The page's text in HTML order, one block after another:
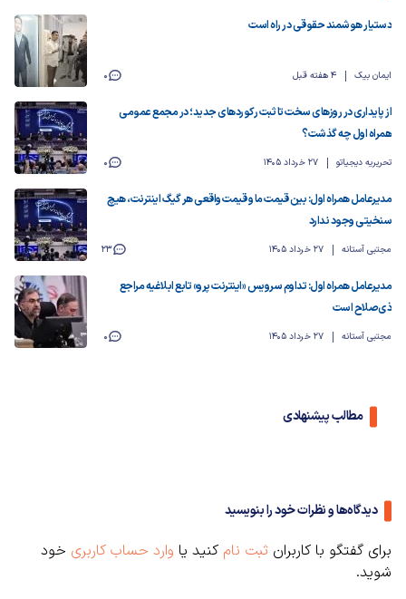
دستیار هوشمند حقوقی در راه است
ایمان بیک 4 هفته قبل 0
از پایداری در روزهای سخت تا ثبت رکوردهای جدید؛ در مجمع عمومی
همراه اول چه گذشت؟
تحریریه دیجیاتو 27 خرداد 1405 0
مدیرعامل همراه اول: بین قیمت ما و قیمت واقعی هر گیگ اینترنت، هیچ
سنخیتی وجود ندارد
مجتبی آستانه 27 خرداد 1405 23
مدیرعامل همراه اول: تداوم سرویس «اینترنت پرو» تابع ابلاغیه مراجع
ذی‌صلاح است
مجتبی آستانه 27 خرداد 1405 0
مطالب پیشنهادی
دیدگاه‌ها و نظرات خود را بنویسید
برای گفتگو با کاربران ثبت نام کنید یا وارد حساب کاربری خود
شوید.